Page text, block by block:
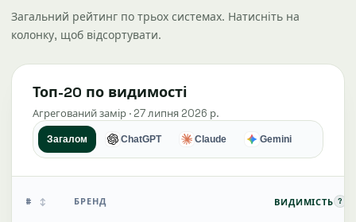
Загальний рейтинг по трьох системах. Натисніть на
колонку, щоб відсортувати.
Топ-20 по видимості
Агрегований замір · 27 липня 2026 р.
Загалом ChatGPT Claude Gemini
# ↕ БРЕНД ВИДИМІСТЬ ?